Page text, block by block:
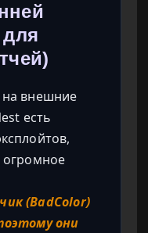
на внешние
есть
огромное
(BadColor)
они